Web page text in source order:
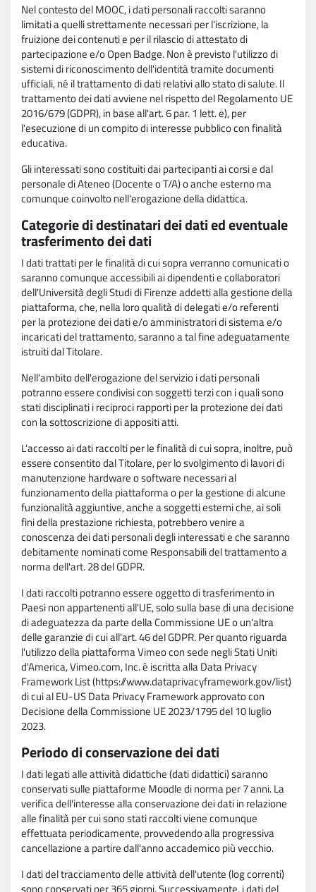
Nel contesto del MOOC, i dati personali raccolti saranno
limitati a quelli strettamente necessari per l'iscrizione, la
fruizione dei contenuti e per il rilascio di attestato di
partecipazione e/o Open Badge. Non è previsto l'utilizzo di
sistemi di riconoscimento dell'identità tramite documenti
ufficiali, né il trattamento di dati relativi allo stato di salute. Il
trattamento dei dati avviene nel rispetto del Regolamento UE
2016/679 (GDPR), in base all'art. 6 par. 1 lett. e), per
l'esecuzione di un compito di interesse pubblico con finalità
educativa.
Gli interessati sono costituiti dai partecipanti ai corsi e dal
personale di Ateneo (Docente o T/A) o anche esterno ma
comunque coinvolto nell'erogazione della didattica.
Categorie di destinatari dei dati ed eventuale
trasferimento dei dati
I dati trattati per le finalità di cui sopra verranno comunicati o
saranno comunque accessibili ai dipendenti e collaboratori
dell'Università degli Studi di Firenze addetti alla gestione della
piattaforma, che, nella loro qualità di delegati e/o referenti
per la protezione dei dati e/o amministratori di sistema e/o
incaricati del trattamento, saranno a tal fine adeguatamente
istruiti dal Titolare.
Nell'ambito dell'erogazione del servizio i dati personali
potranno essere condivisi con soggetti terzi con i quali sono
stati disciplinati i reciproci rapporti per la protezione dei dati
con la sottoscrizione di appositi atti.
L'accesso ai dati raccolti per le finalità di cui sopra, inoltre, può
essere consentito dal Titolare, per lo svolgimento di lavori di
manutenzione hardware o software necessari al
funzionamento della piattaforma o per la gestione di alcune
funzionalità aggiuntive, anche a soggetti esterni che, ai soli
fini della prestazione richiesta, potrebbero venire a
conoscenza dei dati personali degli interessati e che saranno
debitamente nominati come Responsabili del trattamento a
norma dell'art. 28 del GDPR.
I dati raccolti potranno essere oggetto di trasferimento in
Paesi non appartenenti all'UE, solo sulla base di una decisione
di adeguatezza da parte della Commissione UE o un'altra
delle garanzie di cui all'art. 46 del GDPR. Per quanto riguarda
l'utilizzo della piattaforma Vimeo con sede negli Stati Uniti
d'America, Vimeo.com, Inc. è iscritta alla Data Privacy
Framework List (https://www.dataprivacyframework.gov/list)
di cui al EU-US Data Privacy Framework approvato con
Decisione della Commissione UE 2023/1795 del 10 luglio
2023.
Periodo di conservazione dei dati
I dati legati alle attività didattiche (dati didattici) saranno
conservati sulle piattaforme Moodle di norma per 7 anni. La
verifica dell'interesse alla conservazione dei dati in relazione
alle finalità per cui sono stati raccolti viene comunque
effettuata periodicamente, provvedendo alla progressiva
cancellazione a partire dall'anno accademico più vecchio.
I dati del tracciamento delle attività dell'utente (log correnti)
sono conservati per 365 giorni. Successivamente, i dati del